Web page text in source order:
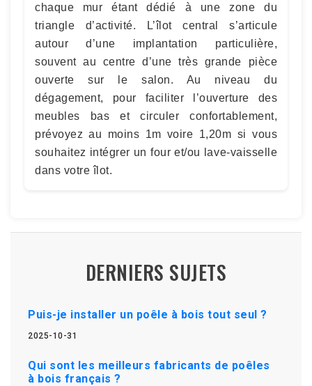
chaque mur étant dédié à une zone du
triangle d’activité. L’îlot central s’articule
autour d’une implantation particulière,
souvent au centre d’une très grande pièce
ouverte sur le salon. Au niveau du
dégagement, pour faciliter l’ouverture des
meubles bas et circuler confortablement,
prévoyez au moins 1m voire 1,20m si vous
souhaitez intégrer un four et/ou lave-vaisselle
dans votre îlot.
DERNIERS SUJETS
Puis-je installer un poêle à bois tout seul ?
2025-10-31
Qui sont les meilleurs fabricants de poêles
à bois français ?